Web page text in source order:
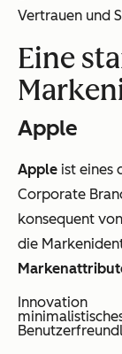
Vertrauen und
Eine
Apple
Apple ist eines
Corporate
konsequent
die
Innovation